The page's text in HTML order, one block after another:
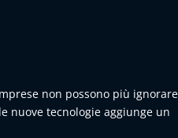
non possono più
nuove tecnologie aggiunge un